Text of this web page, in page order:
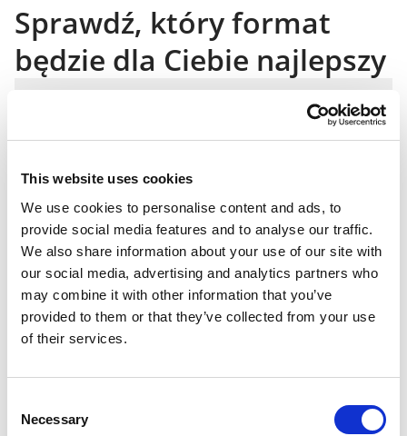
This website uses cookies
We use cookies to personalise content and ads, to
provide social media features and to analyse our traffic.
We also share information about your use of our site with
our social media, advertising and analytics partners who
may combine it with other information that you’ve
provided to them or that they’ve collected from your use
of their services.
Selection
Necessary
Sprawdź, który format
będzie dla Ciebie najlepszy
Kalendarz jednodzielny
Liczba stron 13 kart
Rodzaj
papieru
Kredowy papier, gramatura 170 g/m2